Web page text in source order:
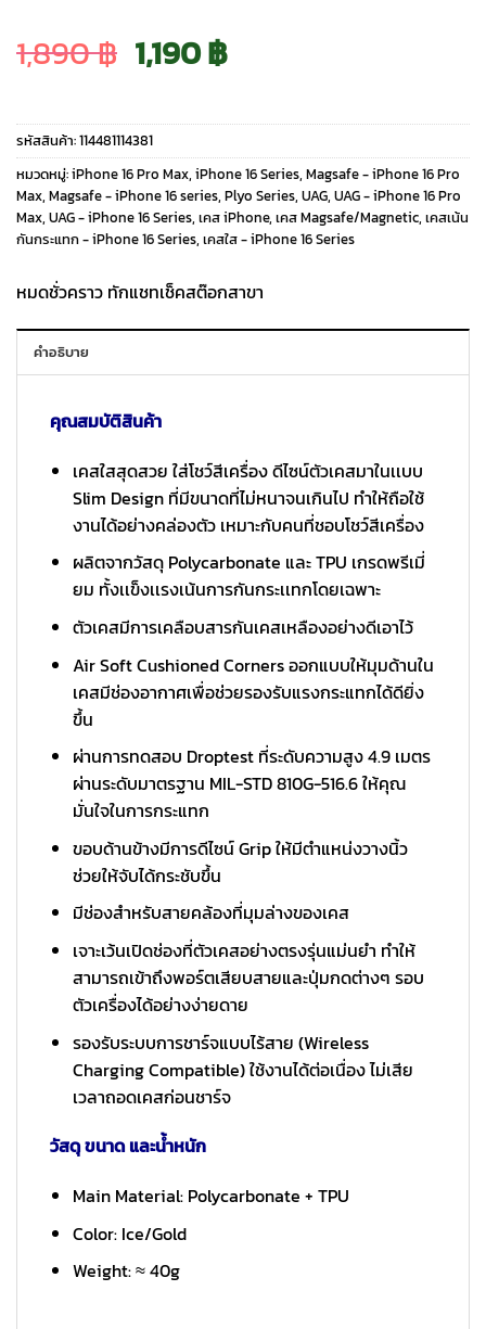
1,890฿ Original
price
was:
1,890 ฿.
1,190฿Current
price
is:
1,190 ฿.
รหัสสินค้า:114481114381
หมวดหมู่:iPhone 16 Pro Max, iPhone 16 Series, Magsafe - iPhone 16 Pro
Max, Magsafe - iPhone 16 series, Plyo Series, UAG, UAG - iPhone 16 Pro
Max, UAG - iPhone 16 Series, เคส iPhone, เคส Magsafe/Magnetic, เคสเน้น
กันกระแทก - iPhone 16 Series, เคสใส - iPhone 16 Series
หมดชั่วคราว ทักแชทเช็คสต๊อกสาขา
คำอธิบาย
คุณสมบัติสินค้า
เคสใสสุดสวย ใส่โชว์สีเครื่อง ดีไซน์ตัวเคสมาในเเบบ
Slim Design ที่มีขนาดที่ไม่หนาจนเกินไป ทำให้ถือใช้
งานได้อย่างคล่องตัว เหมาะกับคนที่ชอบโชว์สีเครื่อง
ผลิตจากวัสดุ Polycarbonate และ TPU เกรดพรีเมี่
ยม ทั้งเเข็งเเรงเน้นการกันกระเเทกโดยเฉพาะ
ตัวเคสมีการเคลือบสารกันเคสเหลืองอย่างดีเอาไว้
Air Soft Cushioned Corners ออกแบบให้มุมด้านใน
เคสมีช่องอากาศเพื่อช่วยรองรับแรงกระแทกได้ดียิ่ง
ขึ้น
ผ่านการทดสอบ Droptest ที่ระดับความสูง 4.9 เมตร
ผ่านระดับมาตรฐาน MIL-STD 810G-516.6 ให้คุณ
มั่นใจในการกระแทก
ขอบด้านข้างมีการดีไซน์ Grip ให้มีตำแหน่งวางนิ้ว
ช่วยให้จับได้กระชับขึ้น
มีช่องสำหรับสายคล้องที่มุมล่างของเคส
เจาะเว้นเปิดช่องที่ตัวเคสอย่างตรงรุ่นแม่นยำ ทำให้
สามารถเข้าถึงพอร์ตเสียบสายและปุ่มกดต่างๆ รอบ
ตัวเครื่องได้อย่างง่ายดาย
รองรับระบบการชาร์จแบบไร้สาย (Wireless
Charging Compatible) ใช้งานได้ต่อเนื่อง ไม่เสีย
เวลาถอดเคสก่อนชาร์จ
วัสดุ ขนาด และน้ำหนัก
Main Material: Polycarbonate + TPU
Color: Ice/Gold
Weight: ≈ 40g